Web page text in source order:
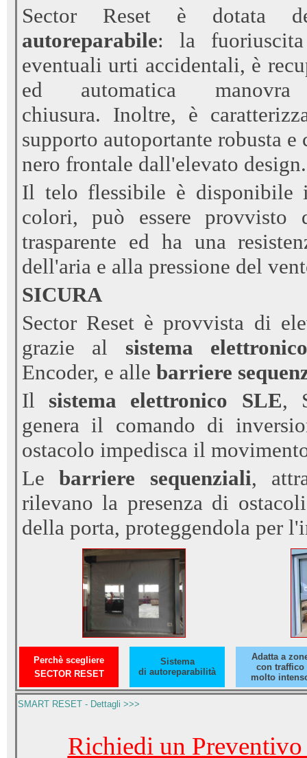
Sector Reset è dotata
autoreparabile: la
eventuali urti accidentali, è
ed automatica
chiusura. Inoltre, è
supporto autoportante robusta e
nero frontale dall'elevato design.
Il telo flessibile è disponibile
colori, può essere provvisto
trasparente ed ha una
dell'aria e alla pressione del
SICURA
Sector Reset è provvista di
grazie al sistema
Encoder, e alle barriere
Il sistema elettronico SLE,
genera il comando di
ostacolo impedisca il
Lebarriere sequenziali,
rilevano la presenza di
della porta, proteggendola per
Perchè scegliere
SECTOR RESET
Sistema
di autoreparabilità
Adatta a
con traffico
molto
SMART RESET - Dettagli >>>
Richiedi un